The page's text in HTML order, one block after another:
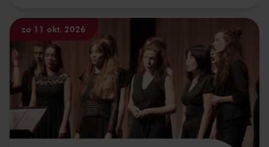
zo 11 okt. 2026